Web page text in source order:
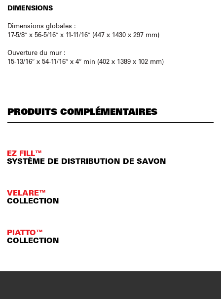
DIMENSIONS
Dimensions globales :
17-5/8″ x 56-5/16″ x 11-11/16″ (447 x 1430 x 297 mm)
Ouverture du mur :
15-13/16″ x 54-11/16″ x 4″ min (402 x 1389 x 102 mm)
PRODUITS COMPLÉMENTAIRES
EZ FILL™
SYSTÈME DE DISTRIBUTION DE SAVON
VELARE™
COLLECTION
PIATTO™
COLLECTION